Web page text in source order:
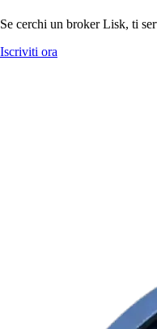
Se cerchi un broker Lisk, ti
Iscriviti ora